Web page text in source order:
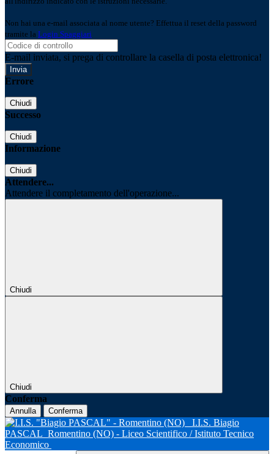
Non hai una e-mail associata al nome utente? Effettua il reset della password
tramite la Login Spaggiari
E-mail inviata, si prega di controllare la casella di posta elettronica!
Errore
Chiudi
Successo
Chiudi
Informazione
Chiudi
Attendere...
Attendere il completamento dell'operazione...
Chiudi
Chiudi
Conferma
Annulla Conferma
I.I.S. Biagio
PASCAL Romentino (NO) - Liceo Scientifico / Istituto Tecnico
Economico